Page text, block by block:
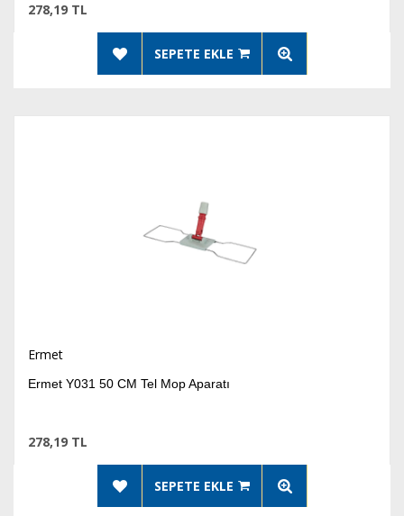
278,19 TL
SEPETE EKLE
Ermet
Ermet Y031 50 CM Tel Mop Aparatı
278,19 TL
SEPETE EKLE